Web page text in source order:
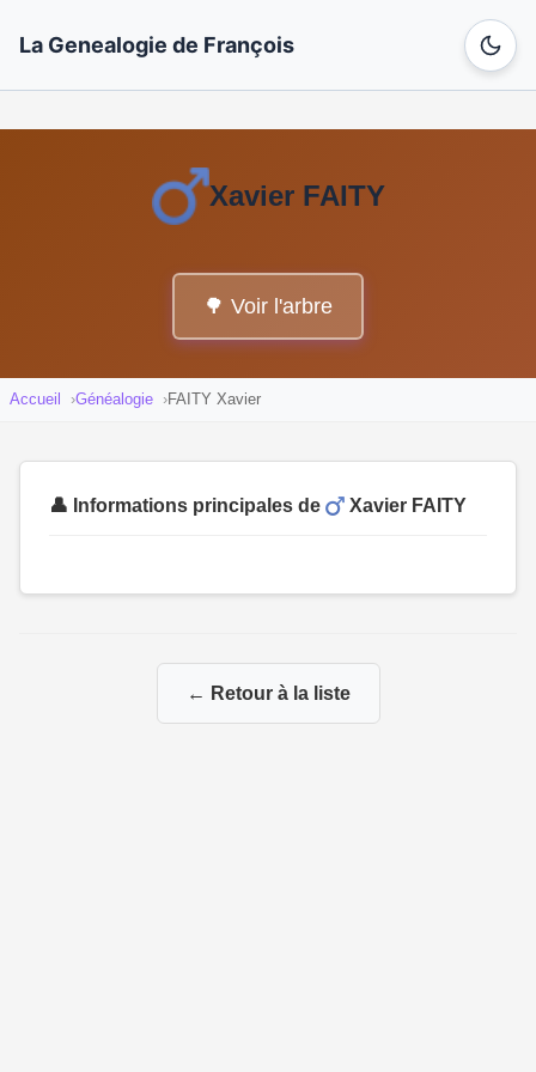
La Genealogie de François
Xavier FAITY
🌳 Voir l'arbre
Accueil Généalogie FAITY Xavier
👤 Informations principales de Xavier FAITY
← Retour à la liste